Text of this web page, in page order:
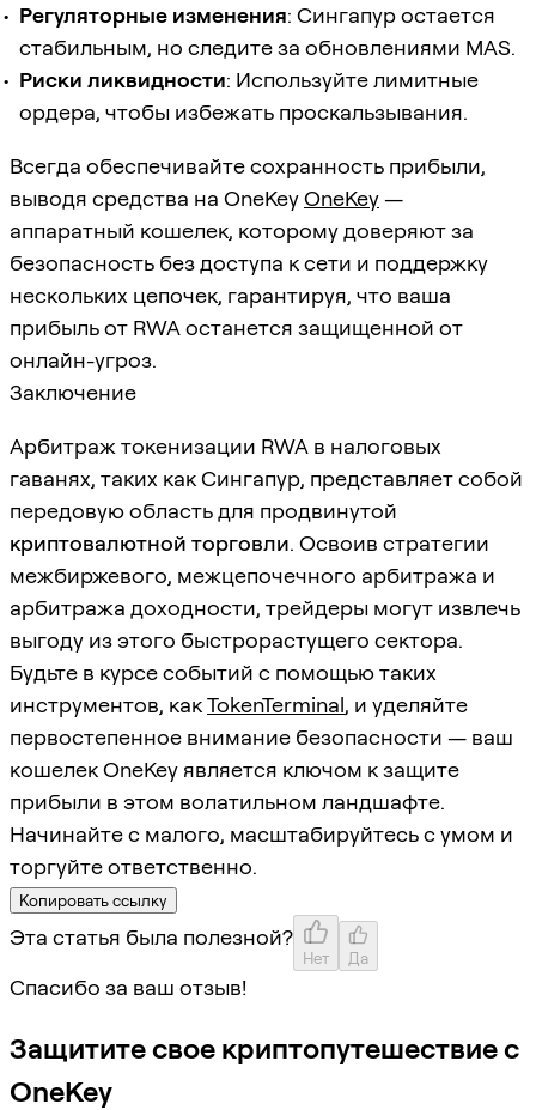
Регуляторные изменения: Сингапур остается
стабильным, но следите за обновлениями MAS.
Риски ликвидности: Используйте лимитные
ордера, чтобы избежать проскальзывания.
Всегда обеспечивайте сохранность прибыли,
выводя средства на OneKeyOneKey—
аппаратный кошелек, которому доверяют за
безопасность без доступа к сети и поддержку
нескольких цепочек, гарантируя, что ваша
прибыль от RWA останется защищенной от
онлайн-угроз.
Заключение
Арбитраж токенизации RWA в налоговых
гаванях, таких как Сингапур, представляет собой
передовую область для продвинутой
криптовалютной торговли. Освоив стратегии
межбиржевого, межцепочечного арбитража и
арбитража доходности, трейдеры могут извлечь
выгоду из этого быстрорастущего сектора.
Будьте в курсе событий с помощью таких
инструментов, какTokenTerminal, и уделяйте
первостепенное внимание безопасности — ваш
кошелек OneKey является ключом к защите
прибыли в этом волатильном ландшафте.
Начинайте с малого, масштабируйтесь с умом и
торгуйте ответственно.
Копировать ссылку
Эта статья была полезной?
Нет Да
Спасибо за ваш отзыв!
Защитите свое криптопутешествие с
OneKey